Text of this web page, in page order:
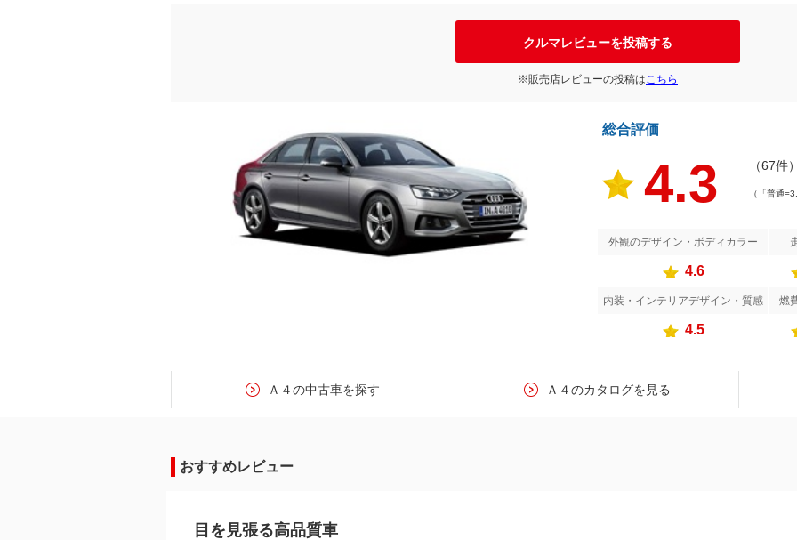
クルマレビューを投稿する
※販売店レビューの投稿はこちら
総合評価
4.3 （67件）
（「普通
外観のデザイン・ボディカラー
4.6
内装・インテリアデザイン・質感 燃
4.5
Ａ４の中古車を探す Ａ４のカタログを見る
おすすめレビュー
目を見張る高品質車